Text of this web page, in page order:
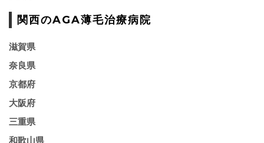
関西のAGA薄毛治療病院
滋賀県
奈良県
京都府
大阪府
三重県
和歌山県